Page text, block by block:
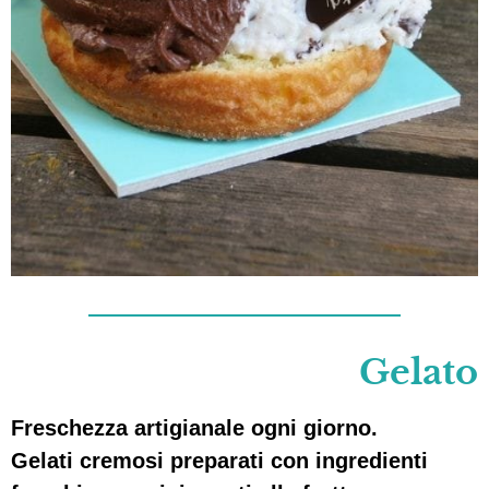
Gelato
Freschezza artigianale ogni giorno.
Gelati cremosi preparati con ingredienti